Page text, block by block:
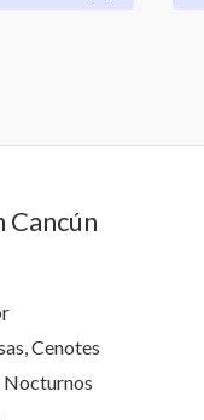
Cancún
Cenotes
Nocturnos